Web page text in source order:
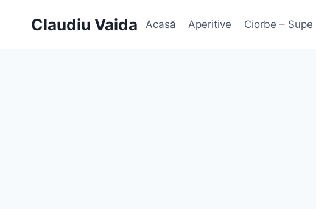
Claudiu Vaida Acasă Aperitive Ciorbe – Supe